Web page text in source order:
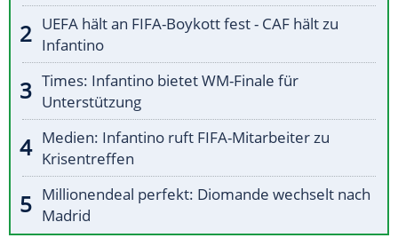
UEFA hält an FIFA-Boykott fest - CAF hält zu
Infantino
Times: Infantino bietet WM-Finale für
Unterstützung
Medien: Infantino ruft FIFA-Mitarbeiter zu
Krisentreffen
Millionendeal perfekt: Diomande wechselt nach
Madrid